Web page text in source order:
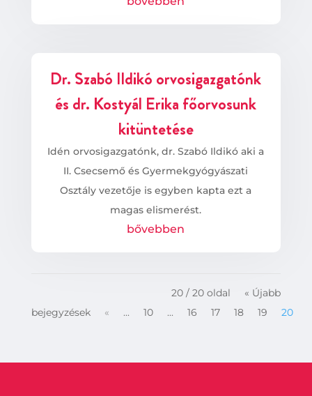
Dr. Szabó Ildikó orvosigazgatónk
és dr. Kostyál Erika főorvosunk
kitüntetése
Idén orvosigazgatónk, dr. Szabó Ildikó aki a
II. Csecsemő és Gyermekgyógyászati
Osztály vezetője is egyben kapta ezt a
magas elismerést.
bővebben
20 / 20 oldal
« Újabb
bejegyzések
« ... 10 ... 16 17 18 19 20